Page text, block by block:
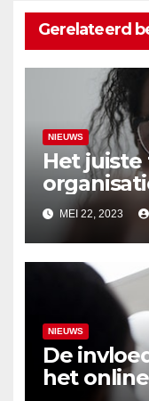
Gerelateerd
NIEUWS
Het
MEI 22, 2023
NIEUWS
De
het